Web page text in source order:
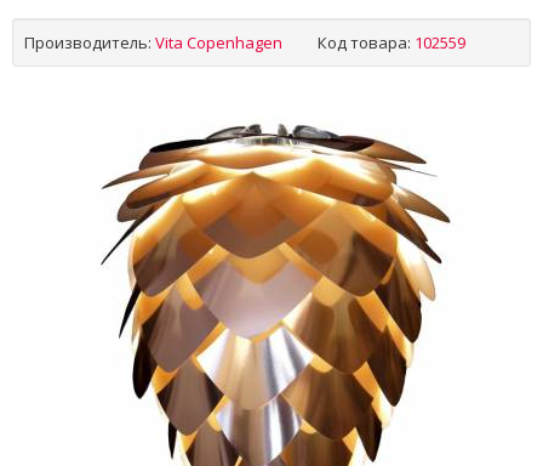
Производитель: Vita Copenhagen Код товара: 102559